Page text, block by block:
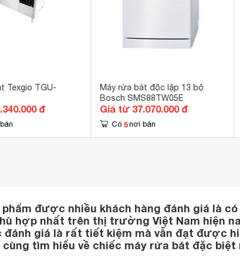
Texgio TGU-
đ
Máy rửa bát độc lập 13 bộ
Bosch SMS88TW05E
Giá từ 37.070.000 đ
Có 5 nơi bán
được nhiều khách hàng đánh giá là
hợp nhất trên thị trường Việt Nam hiện
đánh giá là rất tiết kiệm mà vẫn đạt được
tìm hiểu về chiếc máy rửa bát đặc biệt